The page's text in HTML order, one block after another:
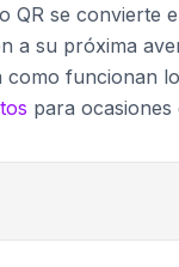
QR se convierte
a su próxima
como funcionan
para ocasiones